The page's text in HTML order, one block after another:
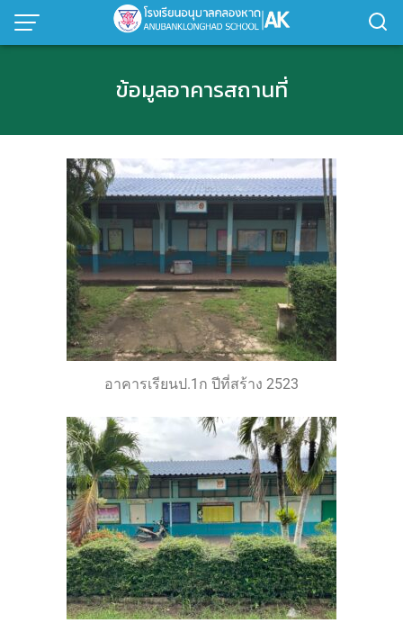
ข้อมูลอาคารสถานที่
อาคารเรียนป.1ก ปีที่สร้าง 2523